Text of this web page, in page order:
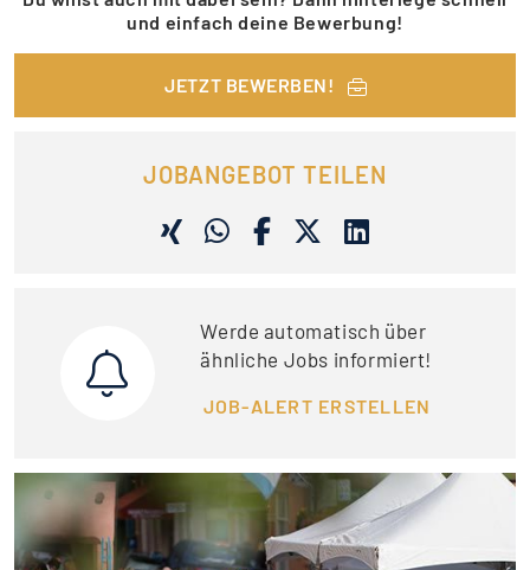
und einfach deine Bewerbung!
JETZT BEWERBEN!
JOBANGEBOT TEILEN
Werde automatisch über
ähnliche Jobs informiert!
JOB-ALERT ERSTELLEN